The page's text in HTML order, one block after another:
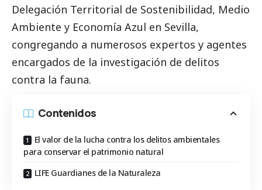
Delegación Territorial de Sostenibilidad, Medio
Ambiente y Economía Azul en Sevilla,
congregando a numerosos expertos y agentes
encargados de la investigación de delitos
contra la fauna.
Contenidos
El valor de la lucha contra los delitos ambientales
para conservar el patrimonio natural
LIFE Guardianes de la Naturaleza